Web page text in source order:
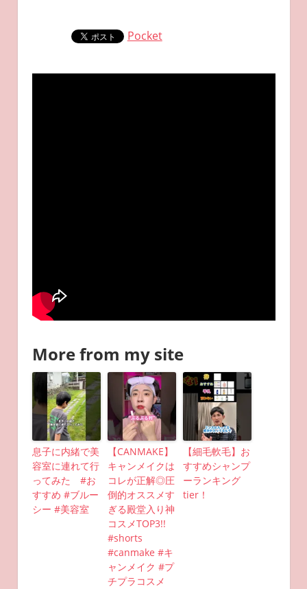
Pocket
More from my site
息子に内緒で美
容室に連れて行
ってみた #お
すすめ #ブルー
シー #美容室
【CANMAKE】
キャンメイクは
コレが正解◎圧
倒的オススメす
ぎる殿堂入り神
コスメTOP3!!
#shorts
#canmake #キ
ャンメイク #プ
チプラコスメ
【細毛軟毛】お
すすめシャンプ
ーランキング
tier！